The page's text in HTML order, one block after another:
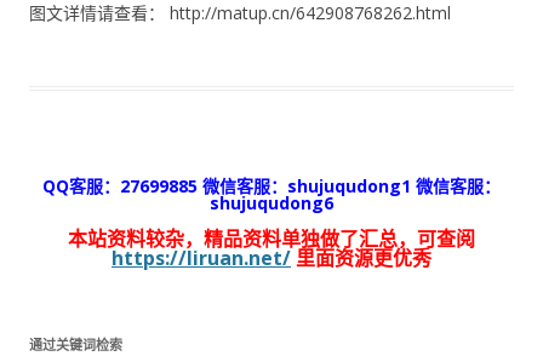
图文详情请查看： http://matup.cn/642908768262.html
QQ客服：27699885 微信客服：shujuqudong1 微信客服：
shujuqudong6
本站资料较杂，精品资料单独做了汇总，可查阅
https://liruan.net/ 里面资源更优秀
通过关键词检索